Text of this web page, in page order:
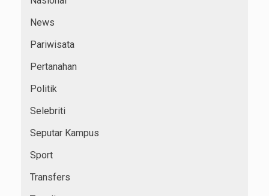
News
Pariwisata
Pertanahan
Politik
Selebriti
Seputar Kampus
Sport
Transfers